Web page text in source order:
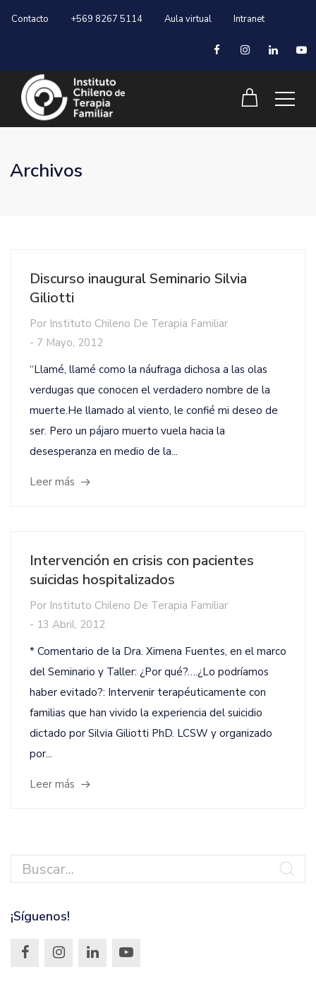
Contacto +569 8267 5114 Aula virtual Intranet
Archivos
Discurso inaugural Seminario Silvia
Giliotti
Por Instituto Chileno De Terapia Familiar
- 7 Mayo, 2012
“Llamé, llamé como la náufraga dichosa a las olas
verdugas que conocen el verdadero nombre de la
muerte.He llamado al viento, le confié mi deseo de
ser. Pero un pájaro muerto vuela hacia la
desesperanza en medio de la...
Leer más
Intervención en crisis con pacientes
suicidas hospitalizados
Por Instituto Chileno De Terapia Familiar
- 13 Abril, 2012
* Comentario de la Dra. Ximena Fuentes, en el marco
del Seminario y Taller: ¿Por qué?….¿Lo podríamos
haber evitado?: Intervenir terapéuticamente con
familias que han vivido la experiencia del suicidio
dictado por Silvia Giliotti PhD. LCSW y organizado
por...
Leer más
¡Síguenos!